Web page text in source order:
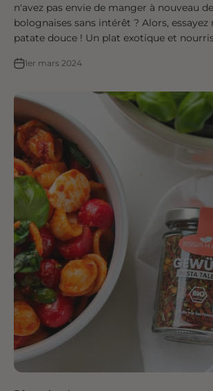
n'avez pas envie de manger à nouveau
bolognaises sans intérêt ? Alors, essayez
patate douce ! Un plat exotique et
1er mars 2024